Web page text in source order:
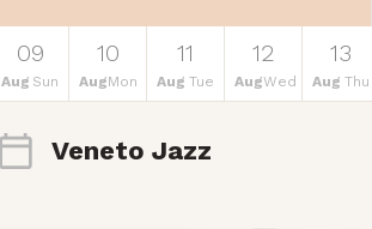
09
Aug Sun
10
AugMon
11
Aug Tue
12
AugWed
13
Aug Thu
Veneto Jazz